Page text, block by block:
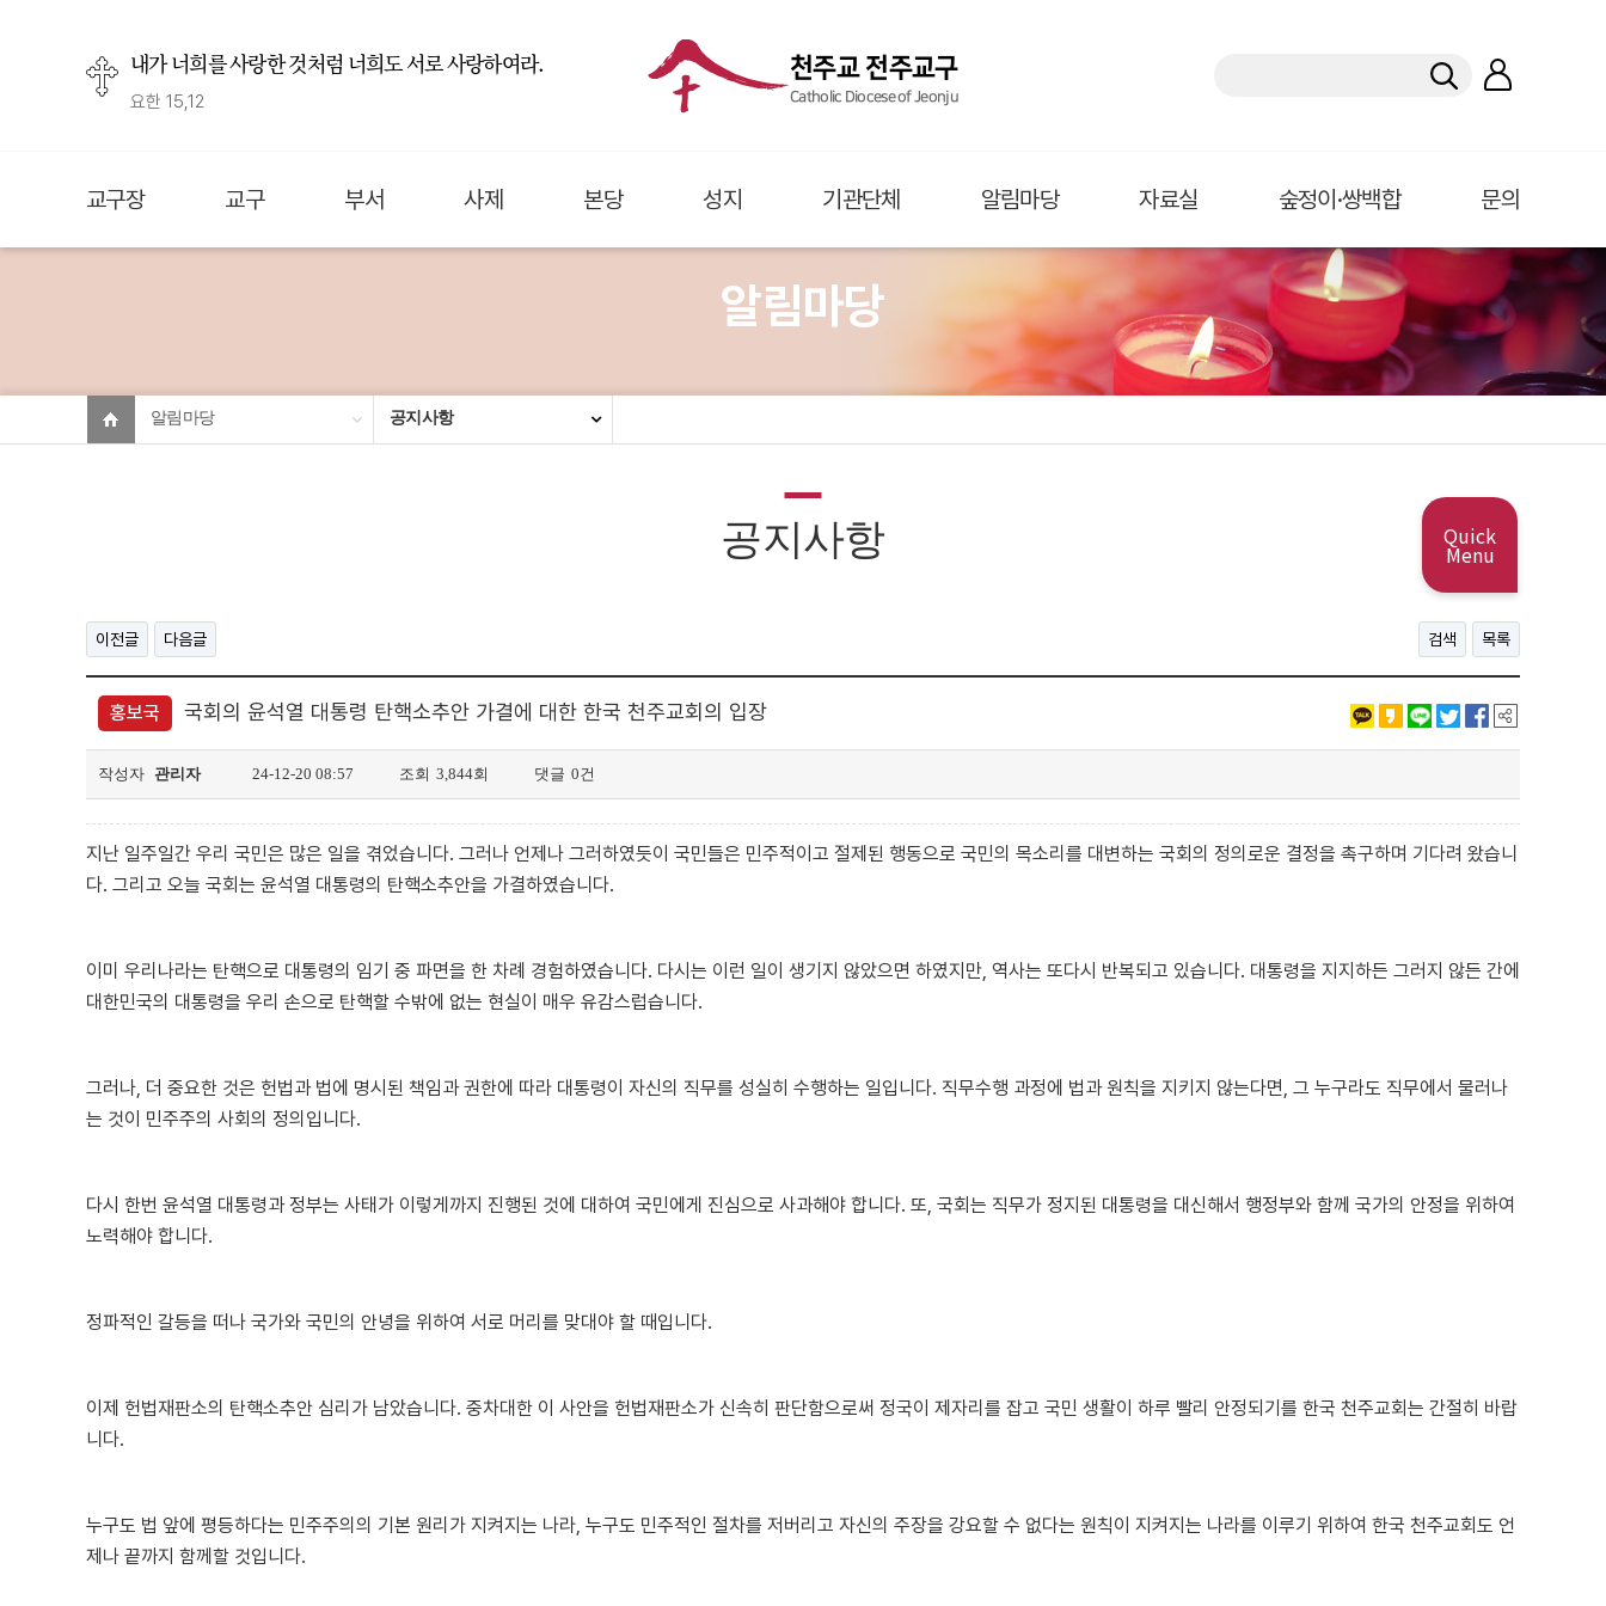
Quick
Menu
내가 너희를 사랑한 것처럼 너희도 서로 사랑하여라.
요한 15,12
천주교 전주교구
Catholic Diocese of Jeonju
교구장 교구 부서 사제 본당 성지 기관단체 알림마당 자료실 숲정이·쌍백합 문의
알림마당
알림마당 공지사항
공지사항
이전글 다음글 검색 목록
홍보국 국회의 윤석열 대통령 탄핵소추안 가결에 대한 한국 천주교회의 입장
작성자 관리자 24-12-20 08:57 조회 3,844회 댓글 0건
지난 일주일간 우리 국민은 많은 일을 겪었습니다. 그러나 언제나 그러하였듯이 국민들은 민주적이고 절제된 행동으로 국민의 목소리를 대변하는 국회의 정의로운 결정을 촉구하며 기다려 왔습니
다. 그리고 오늘 국회는 윤석열 대통령의 탄핵소추안을 가결하였습니다.
이미 우리나라는 탄핵으로 대통령의 임기 중 파면을 한 차례 경험하였습니다. 다시는 이런 일이 생기지 않았으면 하였지만, 역사는 또다시 반복되고 있습니다. 대통령을 지지하든 그러지 않든 간에
대한민국의 대통령을 우리 손으로 탄핵할 수밖에 없는 현실이 매우 유감스럽습니다.
그러나, 더 중요한 것은 헌법과 법에 명시된 책임과 권한에 따라 대통령이 자신의 직무를 성실히 수행하는 일입니다. 직무수행 과정에 법과 원칙을 지키지 않는다면, 그 누구라도 직무에서 물러나
는 것이 민주주의 사회의 정의입니다.
다시 한번 윤석열 대통령과 정부는 사태가 이렇게까지 진행된 것에 대하여 국민에게 진심으로 사과해야 합니다. 또, 국회는 직무가 정지된 대통령을 대신해서 행정부와 함께 국가의 안정을 위하여
노력해야 합니다.
정파적인 갈등을 떠나 국가와 국민의 안녕을 위하여 서로 머리를 맞대야 할 때입니다.
이제 헌법재판소의 탄핵소추안 심리가 남았습니다. 중차대한 이 사안을 헌법재판소가 신속히 판단함으로써 정국이 제자리를 잡고 국민 생활이 하루 빨리 안정되기를 한국 천주교회는 간절히 바랍
니다.
누구도 법 앞에 평등하다는 민주주의의 기본 원리가 지켜지는 나라, 누구도 민주적인 절차를 저버리고 자신의 주장을 강요할 수 없다는 원칙이 지켜지는 나라를 이루기 위하여 한국 천주교회도 언
제나 끝까지 함께할 것입니다.